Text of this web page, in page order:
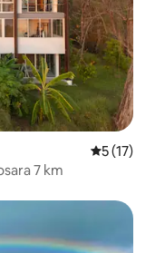
5 ud af 5
5 (17)
7 km